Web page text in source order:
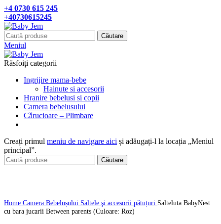
+4 0730 615 245
+40730615245
Căutare
Meniul
Răsfoiți categorii
Ingrijire mama-bebe
Hainute si accesorii
Hranire bebelusi si copii
Camera bebelusului
Cǎrucioare – Plimbare
Creați primul meniu de navigare aici și adăugați-l la locația „Meniul
principal”.
Căutare
Home Camera Bebelușului Saltele şi accesorii pǎtuțuri Salteluta BabyNest
cu bara jucarii Between parents (Culoare: Roz)